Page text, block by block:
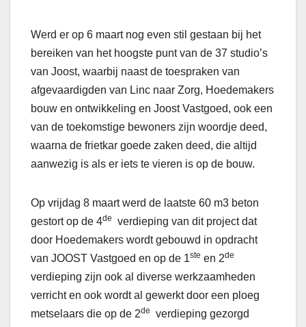
Werd er op 6 maart nog even stil gestaan bij het
bereiken van het hoogste punt van de 37 studio’s
van Joost, waarbij naast de toespraken van
afgevaardigden van Linc naar Zorg, Hoedemakers
bouw en ontwikkeling en Joost Vastgoed, ook een
van de toekomstige bewoners zijn woordje deed,
waarna de frietkar goede zaken deed, die altijd
aanwezig is als er iets te vieren is op de bouw.
Op vrijdag 8 maart werd de laatste 60 m3 beton
gestort op de 4de
verdieping van dit project dat
door Hoedemakers wordt gebouwd in opdracht
van JOOST Vastgoed en op de 1ste en 2de
verdieping zijn ook al diverse werkzaamheden
verricht en ook wordt al gewerkt door een ploeg
metselaars die op de 2de
verdieping gezorgd